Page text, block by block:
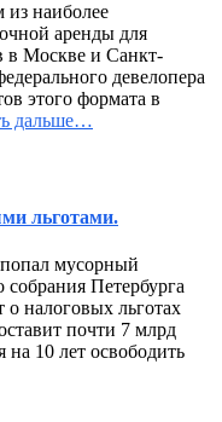
наиболее
аренды для
в Москве и Санкт-
девелопера
этого формата в
дальше…
льготами.
мусорный
собрания Петербурга
налоговых льготах
почти 7 млрд
на 10 лет освободить